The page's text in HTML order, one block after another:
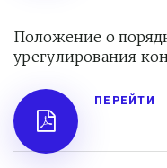
Положение о
урегулирования
ПЕРЕЙТИ